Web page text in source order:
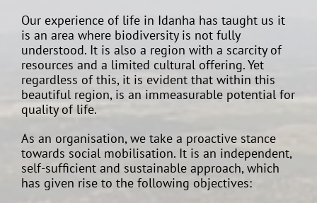
Our experience of life in Idanha has taught us it
is an area where biodiversity is not fully
understood. It is also a region with a scarcity of
resources and a limited cultural offering. Yet
regardless of this, it is evident that within this
beautiful region, is an immeasurable potential for
quality of life.
As an organisation, we take a proactive stance
towards social mobilisation. It is an independent,
self-sufficient and sustainable approach, which
has given rise to the following objectives: